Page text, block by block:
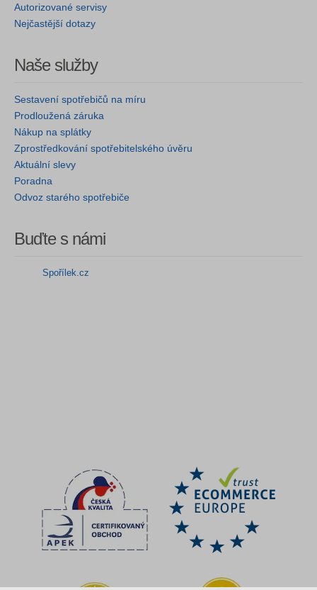
Autorizované servisy
Nejčastější dotazy
Naše služby
Sestavení spotřebičů na míru
Prodloužená záruka
Nákup na splátky
Zprostředkování spotřebitelského úvěru
Aktuální slevy
Poradna
Odvoz starého spotřebiče
Buďte s námi
Spořílek.cz